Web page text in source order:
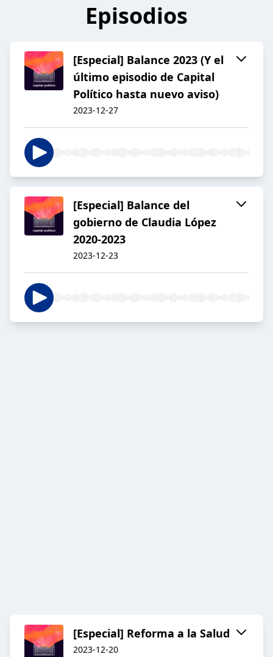
Episodios
[Especial] Balance 2023 (Y el
último episodio de Capital
Político hasta nuevo aviso)
2023-12-27
[Especial] Balance del
gobierno de Claudia López
2020-2023
2023-12-23
[Especial] Reforma a la Salud
2023-12-20